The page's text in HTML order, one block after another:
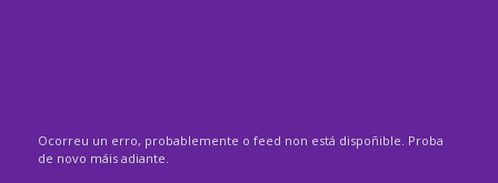
Ocorreu un erro, probablemente o feed non está dispoñible. Proba
de novo máis adiante.